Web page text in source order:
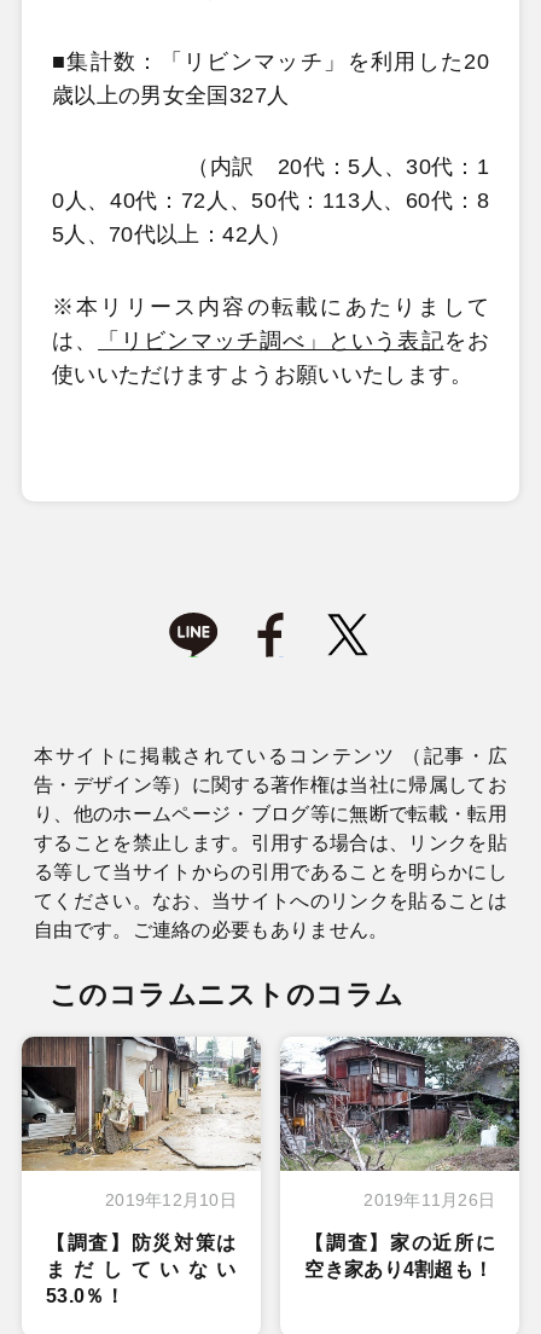
■集計数：「リビンマッチ」を利用した20
歳以上の男女全国327人
（内訳 20代：5人、30代：1
0人、40代：72人、50代：113人、60代：8
5人、70代以上：42人）
※本リリース内容の転載にあたりまして
は、
「リビンマッチ調べ」という表記をお
使いいただけますようお願いいたします。
本サイトに掲載されているコンテンツ （記事・広
告・デザイン等）に関する著作権は当社に帰属してお
り、他のホームページ・ブログ等に無断で転載・転用
することを禁止します。引用する場合は、リンクを貼
る等して当サイトからの引用であることを明らかにし
てください。なお、当サイトへのリンクを貼ることは
自由です。ご連絡の必要もありません。
このコラムニストのコラム
2019年12月10日
【調査】防災対策は
まだしていない
53.0％！
2019年11月26日
【調査】家の近所に
空き家あり4割超も！